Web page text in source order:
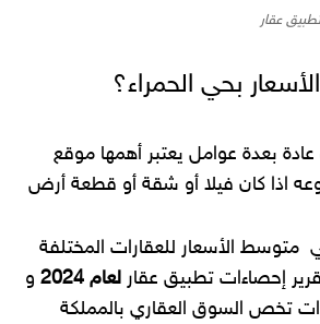
عقار
بحي الحمراء؟
عادة بعدة عوامل يعتبر أهمها موقع
اذا كان فيلا أو شقة أو قطعة أرض
متوسط الأسعار للعقارات المختلفة
إحصاءات تطبيق عقار لعام 2024
و
تخص السوق العقاري بالمملكة